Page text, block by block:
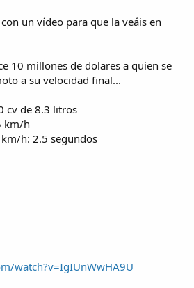
un vídeo para que la veáis en
10 millones de dolares a quien se
a su velocidad final...
cv de 8.3 litros
km/h
h: 2.5 segundos
watch?v=IgIUnWwHA9U